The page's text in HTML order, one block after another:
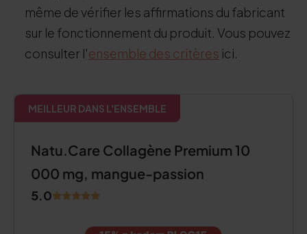
même de vérifier les affirmations du fabricant
sur le fonctionnement du produit. Vous pouvez
consulter l'ensemble des critères ici.
MEILLEUR DANS L'ENSEMBLE
Natu.Care Collagène Premium 10
000 mg, mangue-passion
5.0